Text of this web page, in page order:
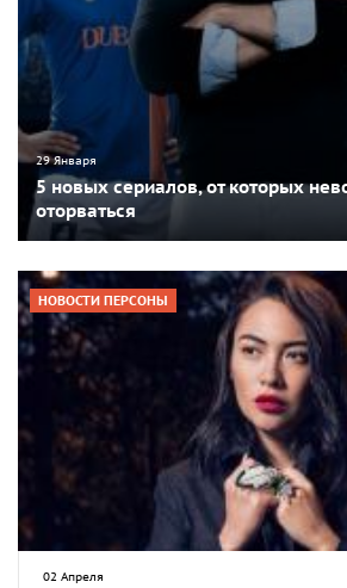
29 Января
5 новых сериалов, от которых
оторваться
НОВОСТИ ПЕРСОНЫ
02 Апреля